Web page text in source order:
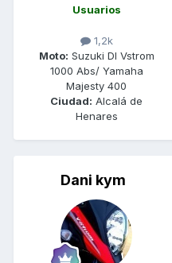
Usuarios
1,2k
Moto: Suzuki Dl Vstrom
1000 Abs/ Yamaha
Majesty 400
Ciudad: Alcalá de
Henares
Dani kym